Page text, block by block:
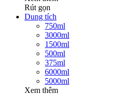
Rút gọn
Dung tích
750ml
3000ml
1500ml
500ml
375ml
6000ml
5000ml
Xem thêm